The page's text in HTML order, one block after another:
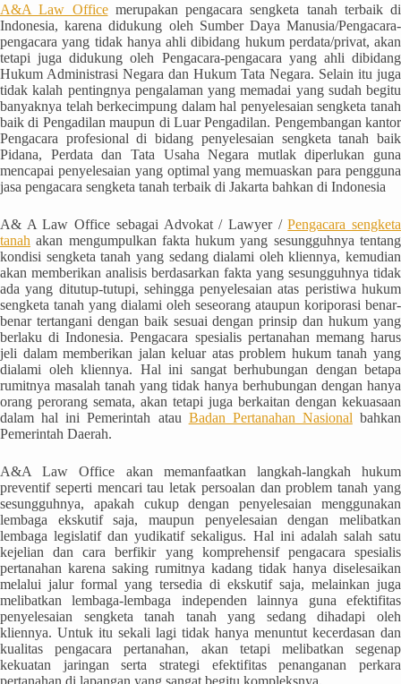
A&A Law Officemerupakan pengacara sengketa tanah terbaik di
Indonesia, karena didukung oleh Sumber Daya Manusia/Pengacara-
pengacara yang tidak hanya ahli dibidang hukum perdata/privat, akan
tetapi juga didukung oleh Pengacara-pengacara yang ahli dibidang
Hukum Administrasi Negara dan Hukum Tata Negara. Selain itu juga
tidak kalah pentingnya pengalaman yang memadai yang sudah begitu
banyaknya telah berkecimpung dalam hal penyelesaian sengketa tanah
baik di Pengadilan maupun di Luar Pengadilan. Pengembangan kantor
Pengacara profesional di bidang penyelesaian sengketa tanah baik
Pidana, Perdata dan Tata Usaha Negara mutlak diperlukan guna
mencapai penyelesaian yang optimal yang memuaskan para pengguna
jasa pengacara sengketa tanah terbaik di Jakarta bahkan di Indonesia
A& A Law Office sebagai Advokat / Lawyer /Pengacara sengketa
tanah akan mengumpulkan fakta hukum yang sesungguhnya tentang
kondisi sengketa tanah yang sedang dialami oleh kliennya, kemudian
akan memberikan analisis berdasarkan fakta yang sesungguhnya tidak
ada yang ditutup-tutupi, sehingga penyelesaian atas peristiwa hukum
sengketa tanah yang dialami oleh seseorang ataupun koriporasi benar-
benar tertangani dengan baik sesuai dengan prinsip dan hukum yang
berlaku di Indonesia. Pengacara spesialis pertanahan memang harus
jeli dalam memberikan jalan keluar atas problem hukum tanah yang
dialami oleh kliennya. Hal ini sangat berhubungan dengan betapa
rumitnya masalah tanah yang tidak hanya berhubungan dengan hanya
orang perorang semata, akan tetapi juga berkaitan dengan kekuasaan
dalam hal ini Pemerintah atau Badan Pertanahan Nasional bahkan
Pemerintah Daerah.
A&A Law Office akan memanfaatkan langkah-langkah hukum
preventif seperti mencari tau letak persoalan dan problem tanah yang
sesungguhnya, apakah cukup dengan penyelesaian menggunakan
lembaga ekskutif saja, maupun penyelesaian dengan melibatkan
lembaga legislatif dan yudikatif sekaligus. Hal ini adalah salah satu
kejelian dan cara berfikir yang komprehensif pengacara spesialis
pertanahan karena saking rumitnya kadang tidak hanya diselesaikan
melalui jalur formal yang tersedia di ekskutif saja, melainkan juga
melibatkan lembaga-lembaga independen lainnya guna efektifitas
penyelesaian sengketa tanah tanah yang sedang dihadapi oleh
kliennya. Untuk itu sekali lagi tidak hanya menuntut kecerdasan dan
kualitas pengacara pertanahan, akan tetapi melibatkan segenap
kekuatan jaringan serta strategi efektifitas penanganan perkara
pertanahan di lapangan yang sangat begitu kompleksnya.